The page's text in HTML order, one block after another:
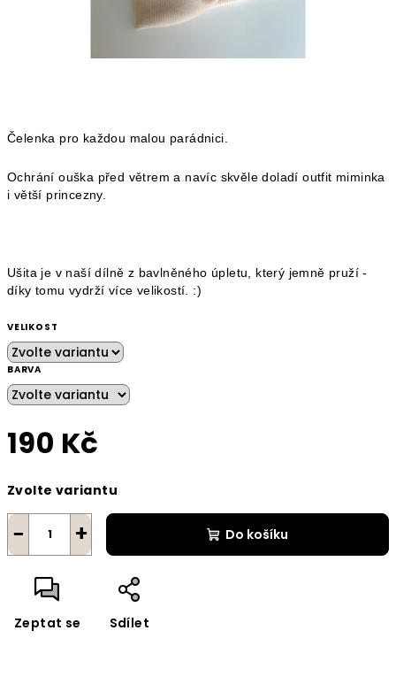
Čelenka pro každou malou parádnici.
Ochrání ouška před větrem a navíc skvěle doladí outfit miminka
i větší princezny.
Ušita je v naší dílně z bavlněného úpletu, který jemně pruží -
díky tomu vydrží více velikostí. :)
VELIKOST
BARVA
190 Kč
cena:
Zvolte variantu
+
− Do košíku
Zeptat se Sdílet